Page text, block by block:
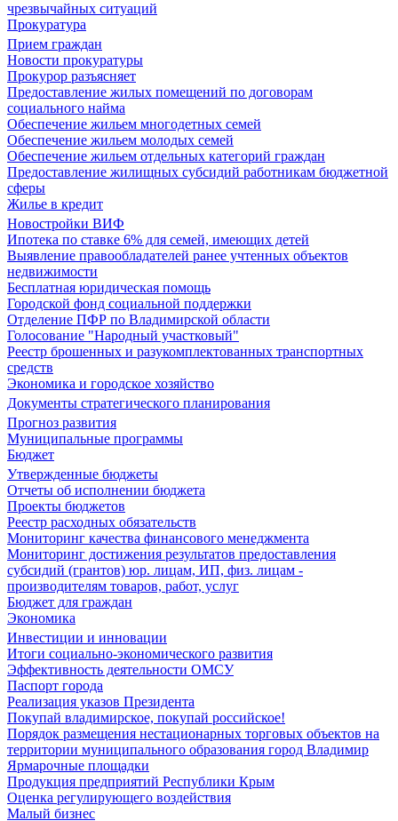
чрезвычайных ситуаций
Прокуратура
Прием граждан
Новости прокуратуры
Прокурор разъясняет
Предоставление жилых помещений по договорам
социального найма
Обеспечение жильем многодетных семей
Обеспечение жильем молодых семей
Обеспечение жильем отдельных категорий граждан
Предоставление жилищных субсидий работникам бюджетной
сферы
Жилье в кредит
Новостройки ВИФ
Ипотека по ставке 6% для семей, имеющих детей
Выявление правообладателей ранее учтенных объектов
недвижимости
Бесплатная юридическая помощь
Городской фонд социальной поддержки
Отделение ПФР по Владимирской области
Голосование "Народный участковый"
Реестр брошенных и разукомплектованных транспортных
средств
Экономика и городское хозяйство
Документы стратегического планирования
Прогноз развития
Муниципальные программы
Бюджет
Утвержденные бюджеты
Отчеты об исполнении бюджета
Проекты бюджетов
Реестр расходных обязательств
Мониторинг качества финансового менеджмента
Мониторинг достижения результатов предоставления
субсидий (грантов) юр. лицам, ИП, физ. лицам -
производителям товаров, работ, услуг
Бюджет для граждан
Экономика
Инвестиции и инновации
Итоги социально-экономического развития
Эффективность деятельности ОМСУ
Паспорт города
Реализация указов Президента
Покупай владимирское, покупай российское!
Порядок размещения нестационарных торговых объектов на
территории муниципального образования город Владимир
Ярмарочные площадки
Продукция предприятий Республики Крым
Оценка регулирующего воздействия
Малый бизнес